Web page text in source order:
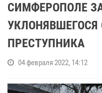
СИМФЕРОПОЛЕ
УКЛОНЯВШЕГОСЯ
ПРЕСТУПНИКА
04 февраля 2022, 14:12